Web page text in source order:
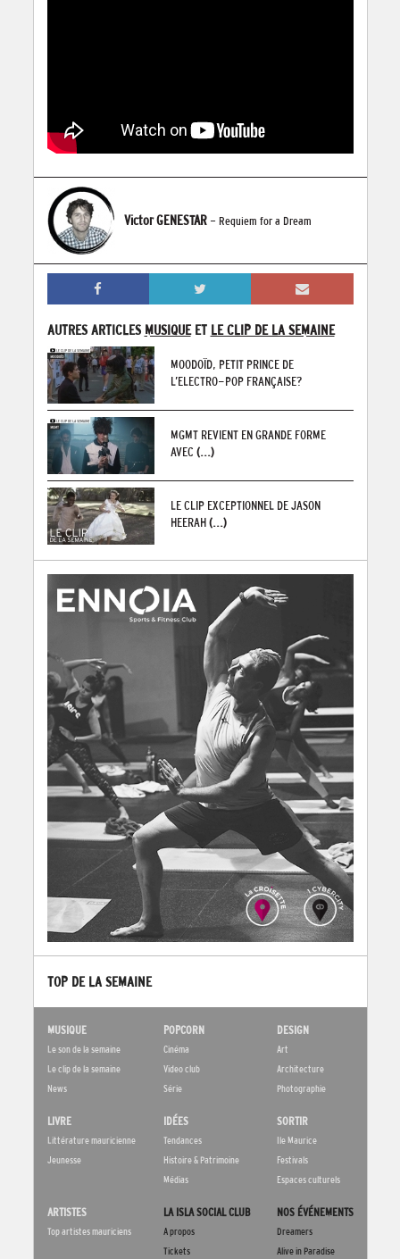
Victor GENESTAR - Requiem for a Dream
AUTRES ARTICLES MUSIQUEET LE CLIP DE LA SEMAINE
MOODOÏD, PETIT PRINCE DE
L’ELECTRO-POP FRANÇAISE?
MGMT REVIENT EN GRANDE FORME
AVEC (...)
LE CLIP EXCEPTIONNEL DE JASON
HEERAH(...)
TOP DE LA SEMAINE
MUSIQUE
Le son de la semaine
Le clip de la semaine
News
POPCORN
Cinéma
Video club
Série
DESIGN
Art
Architecture
Photographie
LIVRE
Littérature mauricienne
Jeunesse
IDÉES
Tendances
Histoire & Patrimoine
Médias
SORTIR
Ile Maurice
Festivals
Espaces culturels
ARTISTES
Top artistes mauriciens
LA ISLA SOCIAL CLUB
A propos
Tickets
NOS ÉVÉNEMENTS
Dreamers
Alive in Paradise